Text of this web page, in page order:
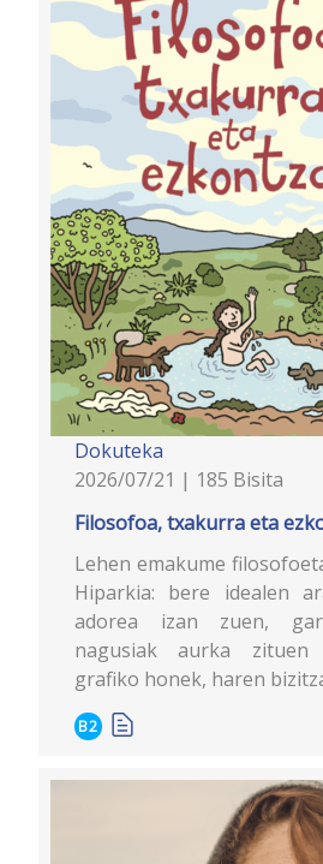
Dokuteka
2026/07/21 | 185 Bisita
Filosofoa, txakurra eta
Lehen emakume
Hiparkia: bere idealen
adorea izan zuen,
nagusiak aurka zituen
grafiko honek, haren
B2